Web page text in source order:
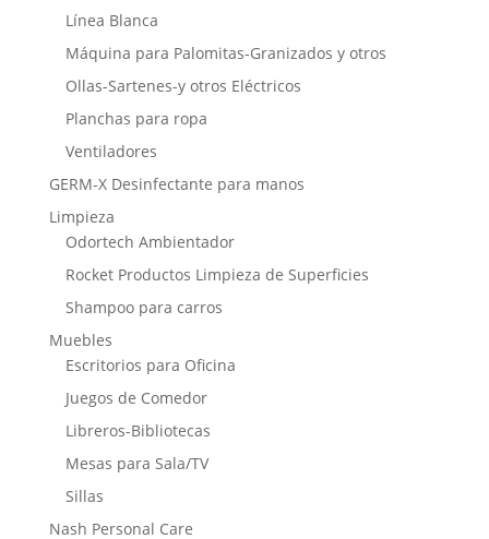
Línea Blanca
Máquina para Palomitas-Granizados y otros
Ollas-Sartenes-y otros Eléctricos
Planchas para ropa
Ventiladores
GERM-X Desinfectante para manos
Limpieza
Odortech Ambientador
Rocket Productos Limpieza de Superficies
Shampoo para carros
Muebles
Escritorios para Oficina
Juegos de Comedor
Libreros-Bibliotecas
Mesas para Sala/TV
Sillas
Nash Personal Care